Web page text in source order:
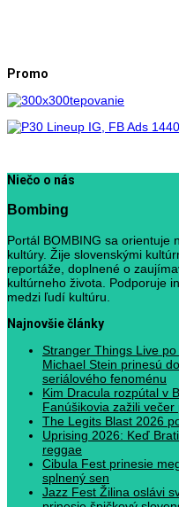
Promo
Niečo o nás
Bombing
Portál BOMBING sa orientuje
kultúry. Žije slovenskými
reportáže, doplnené o
kultúrneho života. Podporuje
medzi ľudí kultúru.
Najnovšie články
Stranger Things Live
Michael Stein prinesú
seriálového fenoménu
Kim Dracula rozpútal v
Fanúšikovia zažili
The Legits Blast 2026
Uprising 2026: Keď
reggae
Cibula Fest prinesie
splnený sen
Jazz Fest Žilina oslávi